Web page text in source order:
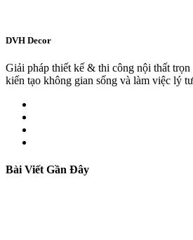
DVH Decor
Giải pháp thiết kế & thi công nội thất
kiến tạo không gian sống và làm việc lý
Bài Viết Gần Đây